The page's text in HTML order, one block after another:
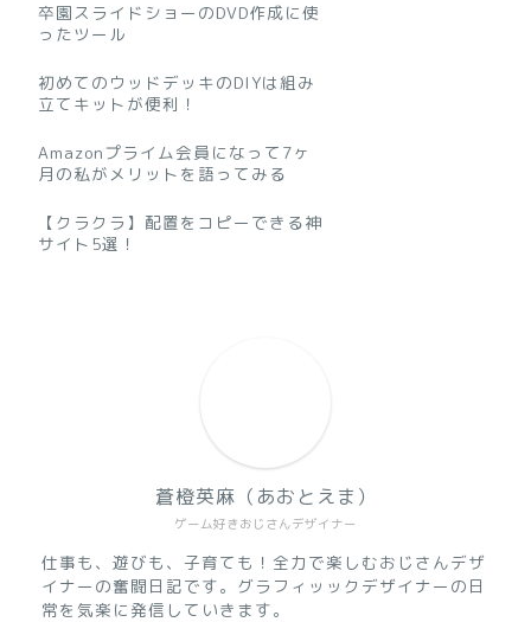
卒園スライドショーのDVD作成に使
ったツール
初めてのウッドデッキのDIYは組み
立てキットが便利！
Amazonプライム会員になって7ヶ
月の私がメリットを語ってみる
【クラクラ】配置をコピーできる神
サイト5選！
ゲーム好きおじさんデザイナー
蒼橙英麻（あおとえま）
仕事も、遊びも、子育ても！全力で楽しむおじさんデザ
イナーの奮闘日記です。グラフィッックデザイナーの日
常を気楽に発信していきます。